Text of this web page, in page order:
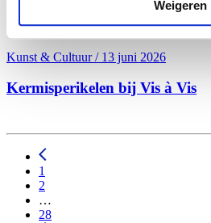
Weigeren
Kunst & Cultuur / 13 juni 2026
Kermis­perikelen bij Vis à Vis
1
2
…
28